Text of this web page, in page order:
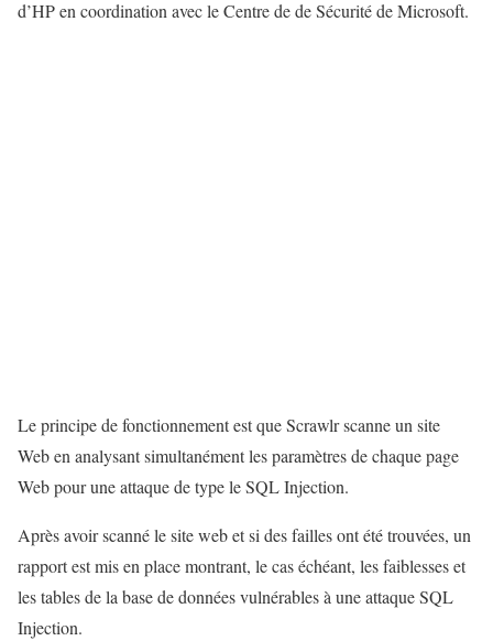
d’HP en coordination avec le Centre de de Sécurité de Microsoft.
Le principe de fonctionnement est que Scrawlr scanne un site
Web en analysant simultanément les paramètres de chaque page
Web pour une attaque de type le SQL Injection.
Après avoir scanné le site web et si des failles ont été trouvées, un
rapport est mis en place montrant, le cas échéant, les faiblesses et
les tables de la base de données vulnérables à une attaque SQL
Injection.